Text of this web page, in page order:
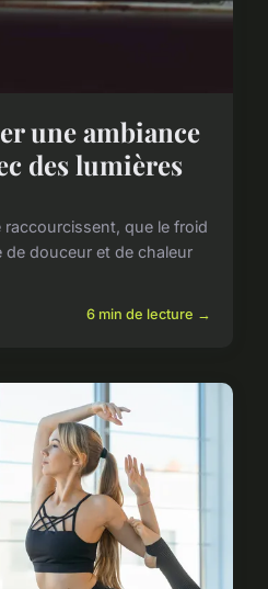
une ambiance
des lumières
raccourcissent, que le froid
de douceur et de chaleur
6 min de lecture →